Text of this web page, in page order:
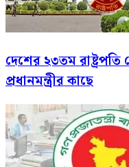
দেশের ২৩তম রাষ্ট্রপতি
প্রধানমন্ত্রীর কাছে